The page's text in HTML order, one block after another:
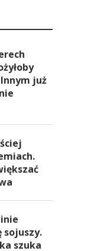
już
sojuszy.
szuka